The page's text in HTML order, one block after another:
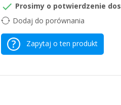
 Prosimy o potwierdzenie
Dodaj do porównania
Zapytaj o ten produkt